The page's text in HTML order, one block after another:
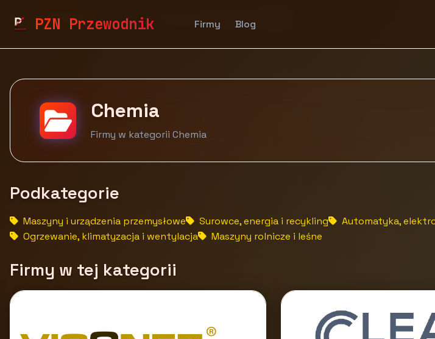
PZN Przewodnik Firmy Blog
pzn.malopolska.pl Firmy Przemysł i produkcja
Chemia
Firmy w kategorii Chemia
Podkategorie
Maszyny i urządzenia przemysłowe Surowce, energia i recykling Automatyka,
Ogrzewanie, klimatyzacja i wentylacja
Maszyny rolnicze i leśne
Firmy w tej kategorii